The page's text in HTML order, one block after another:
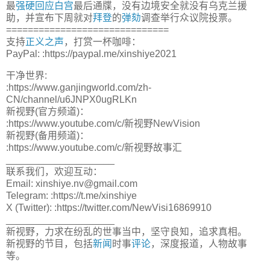
最强硬回应白宫最后通牒，没有边境安全就没有乌克兰援
助，并宣布下周就对拜登的弹劾调查举行众议院投票。
==============================
支持正义之声，打赏一杯咖啡：
PayPal: :https://paypal.me/xinshiye2021
干净世界:
:https://www.ganjingworld.com/zh-
CN/channel/u6JNPX0ugRLKn
新视野(官方频道)：
:https://www.youtube.com/c/新视野NewVision
新视野(备用频道)：
:https://www.youtube.com/c/新视野故事汇
联系我们，欢迎互动：
Email: xinshiye.nv@gmail.com
Telegram: :https://t.me/xinshiye
X (Twitter): :https://twitter.com/NewVisi16869910
新视野，力求在纷乱的世事当中，坚守良知，追求真相。
新视野的节目，包括新闻 时事评论，深度报道，人物故事
等。